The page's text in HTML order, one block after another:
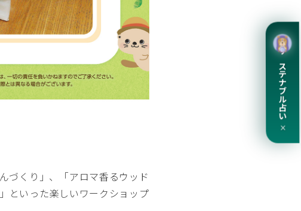
づくり」、「アロマ香るウッド
といった楽しいワークショップ
サステナブル占い
×